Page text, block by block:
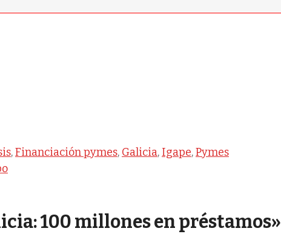
,Financiación pymes, Galicia, Igape,Pymes
100 millones en préstamos»